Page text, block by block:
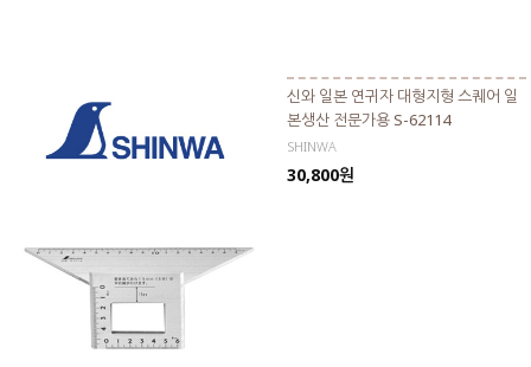
신와 일본 연귀자 대형지형 스퀘어 일
본생산 전문가용 S-62114
SHINWA
30,800원